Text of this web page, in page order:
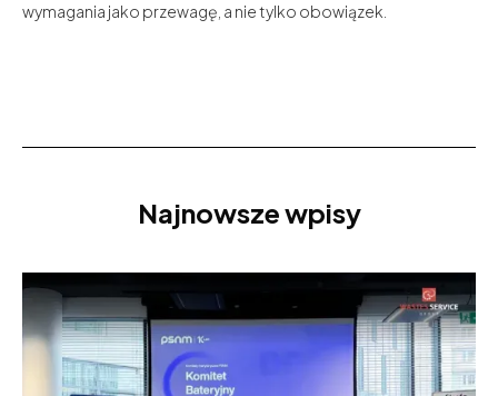
wymagania jako przewagę, a nie tylko obowiązek.
Najnowsze wpisy